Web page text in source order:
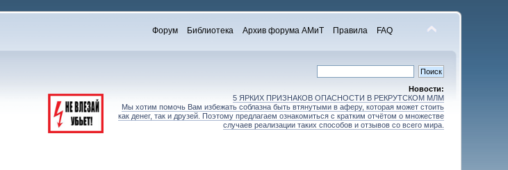
Форум Библиотека Архив форума АМиТ Правила FAQ
Новости:
5 ЯРКИХ ПРИЗНАКОВ ОПАСНОСТИ В РЕКРУТСКОМ МЛМ
Мы хотим помочь Вам избежать соблазна быть втянутыми в аферу, которая может стоить
как денег, так и друзей. Поэтому предлагаем ознакомиться с кратким отчётом о множестве
случаев реализации таких способов и отзывов со всего мира.